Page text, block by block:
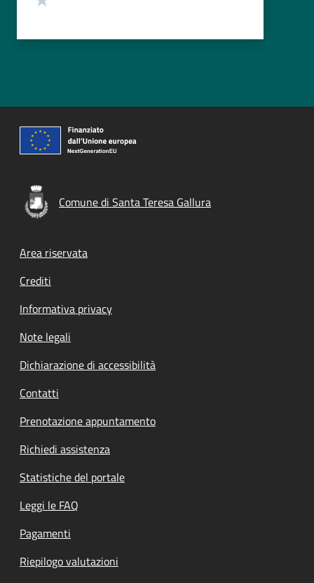
Comune di Santa Teresa Gallura
Footer menu
Area riservata
Crediti
Informativa privacy
Note legali
Dichiarazione di accessibilità
Contatti
Prenotazione appuntamento
Richiedi assistenza
Statistiche del portale
Leggi le FAQ
Pagamenti
Riepilogo valutazioni